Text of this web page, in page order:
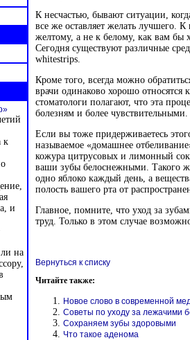
К несчастью, бывают ситуации,
все же оставляет желать лучшего.
желтому, а не к белому, как вам бы
Сегодня существуют различные
whitestrips.
Кроме того, всегда можно
врачи одинаково хорошо
стоматологи полагают, что эта
болезням и более чувствительными.
Если вы тоже придерживаетесь
называемое «домашнее
кожура цитрусовых и лимонный сок
ваши зубы белоснежными. Такого же
одно яблоко каждый день, а
полость вашего рта от
Главное, помните, что уход за
труд. Только в этом случае
Вернуться к списку
Читайте также:
Новое слово в современной
Советы по уходу за лежачими
Сохраняем зубы здоровыми
Что такое аденома
к
и
на